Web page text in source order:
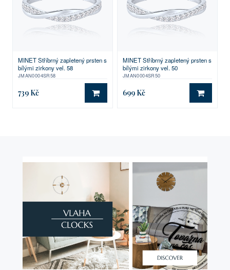
MINET Stříbrný zapletený prsten s
bílými zirkony vel. 58
JMAN0004SR58
739 Kč DO KOŠÍKU
MINET Stříbrný zapletený prsten s
bílými zirkony vel. 50
JMAN0004SR50
699 Kč DO